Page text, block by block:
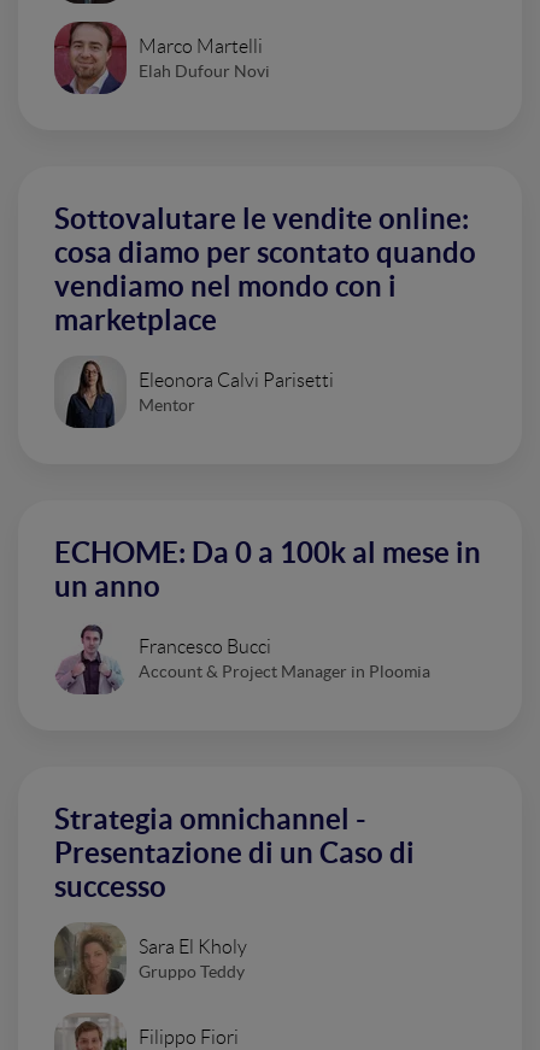
Marco Martelli
Elah Dufour Novi
Sottovalutare le vendite online:
cosa diamo per scontato quando
vendiamo nel mondo con i
marketplace
Eleonora Calvi Parisetti
Mentor
ECHOME: Da 0 a 100k al mese in
un anno
Francesco Bucci
Account & Project Manager in Ploomia
Strategia omnichannel -
Presentazione di un Caso di
successo
Sara El Kholy
Gruppo Teddy
Filippo Fiori